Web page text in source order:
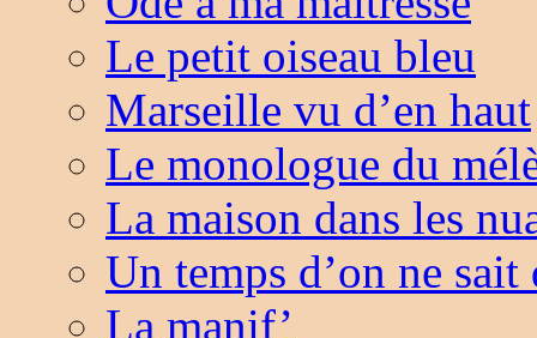
Le petit oiseau bleu
Marseille vu d’en haut
Le monologue du
La maison dans les
Un temps d’on ne
La manif’